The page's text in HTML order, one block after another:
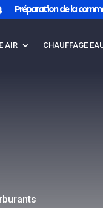
Préparation de la
AIR CHAUFFAGE